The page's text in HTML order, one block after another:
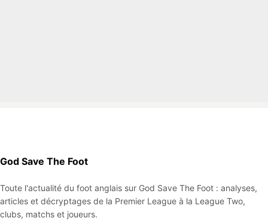
God Save The Foot
Toute l'actualité du foot anglais sur God Save The Foot : analyses,
articles et décryptages de la Premier League à la League Two,
clubs, matchs et joueurs.